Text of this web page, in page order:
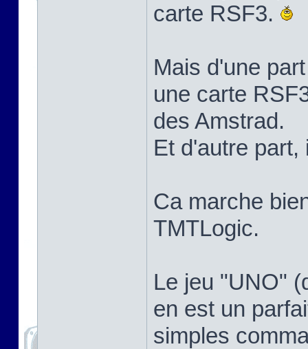
carte RSF3.
Mais d'une
une carte
des Amstrad.
Et d'autre
Ca marche
TMTLogic.
Le jeu "UNO"
en est un
simples